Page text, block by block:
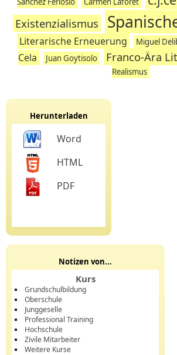
Existenzialismus
Literarische Erneuerung Miguel
Cela
Juan Goytisolo Franco-Ära
Realismus
Herunterladen
Word
HTML
PDF
Notizen von...
Kurs
Grundschulbildung
Oberschule
Junggeselle
Professional Training
Hochschule
Zivile Mitarbeiter
Weitere Kurse